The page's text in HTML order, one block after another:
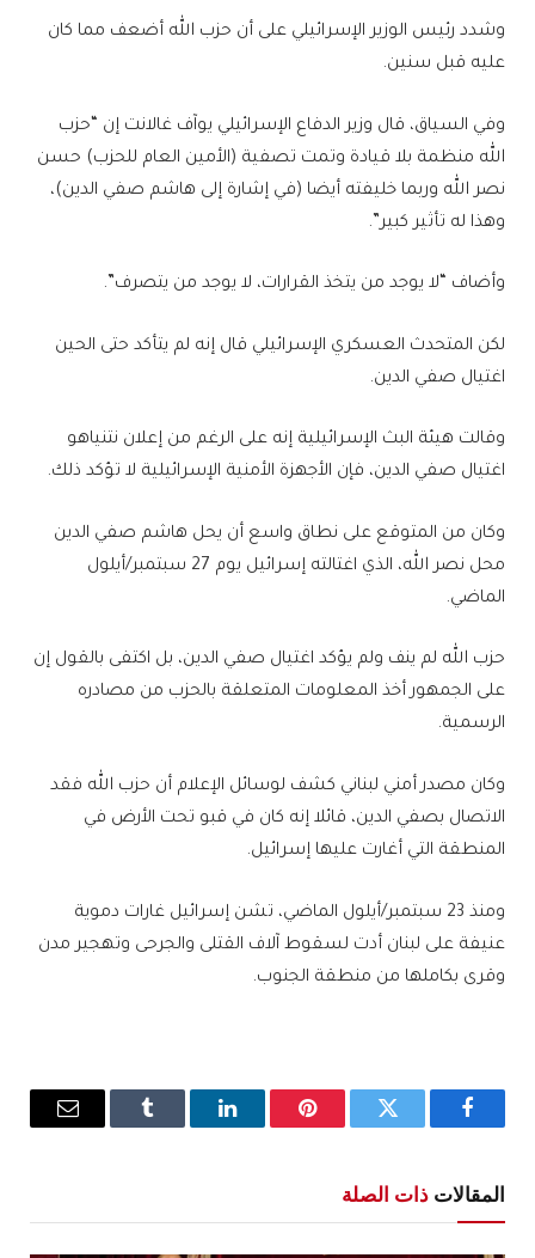
وشدد رئيس الوزير الإسرائيلي على أن حزب الله أضعف مما كان
عليه قبل سنين.
وفي السياق، قال وزير الدفاع الإسرائيلي يوآف غالانت إن “حزب
الله منظمة بلا قيادة وتمت تصفية (الأمين العام للحزب) حسن
نصر الله وربما خليفته أيضا (في إشارة إلى هاشم صفي الدين)،
وهذا له تأثير كبير”.
وأضاف “لا يوجد من يتخذ القرارات، لا يوجد من يتصرف”.
لكن المتحدث العسكري الإسرائيلي قال إنه لم يتأكد حتى الحين
اغتيال صفي الدين.
وقالت هيئة البث الإسرائيلية إنه على الرغم من إعلان نتنياهو
اغتيال صفي الدين، فإن الأجهزة الأمنية الإسرائيلية لا تؤكد ذلك.
وكان من المتوقع على نطاق واسع أن يحل هاشم صفي الدين
محل نصر الله، الذي اغتالته إسرائيل يوم 27 سبتمبر/أيلول
الماضي.
حزب الله لم ينف ولم يؤكد اغتيال صفي الدين، بل اكتفى بالقول إن
على الجمهور أخذ المعلومات المتعلقة بالحزب من مصادره
الرسمية.
وكان مصدر أمني لبناني كشف لوسائل الإعلام أن حزب الله فقد
الاتصال بصفي الدين، قائلا إنه كان في قبو تحت الأرض في
المنطقة التي أغارت عليها إسرائيل.
ومنذ 23 سبتمبر/أيلول الماضي، تشن إسرائيل غارات دموية
عنيفة على لبنان أدت لسقوط آلاف القتلى والجرحى وتهجير مدن
وقرى بكاملها من منطقة الجنوب.
فيسبوك تويتر بينتيريستلينكدإن Tumblr
البريد
المقالات ذات الصلة